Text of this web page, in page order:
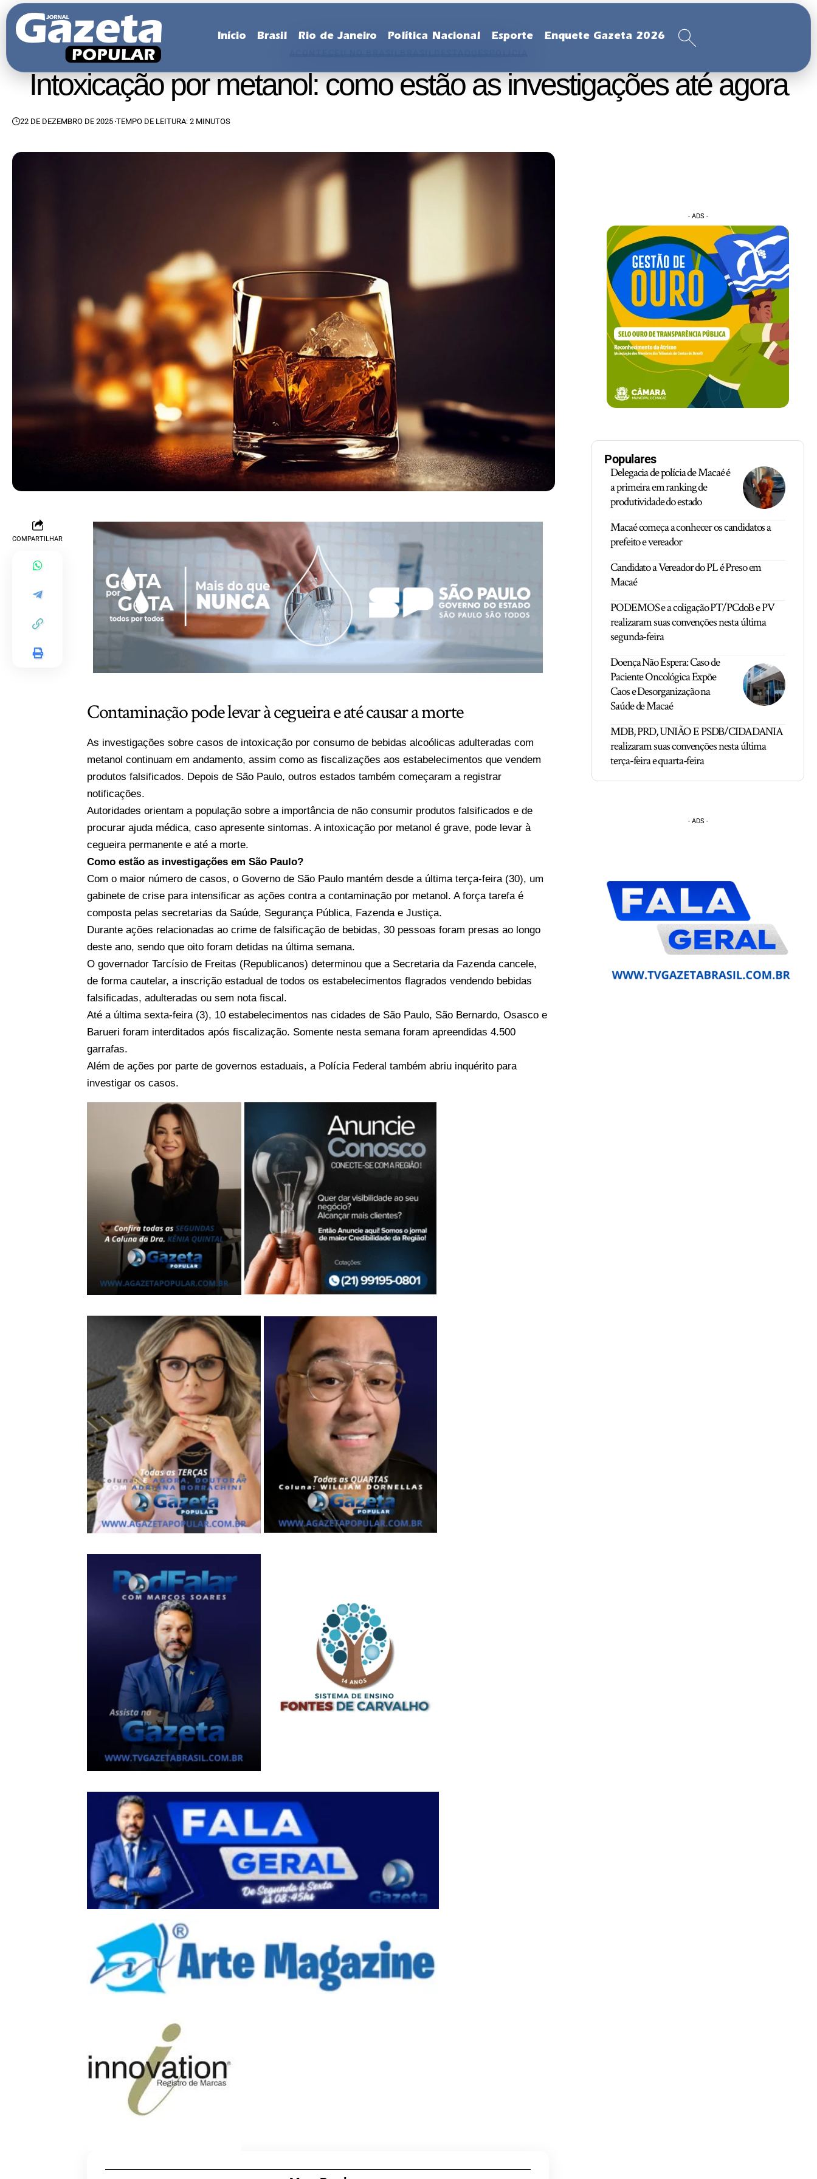
Início Brasil Rio de Janeiro Política Nacional Esporte Enquete Gazeta 2026
Intoxicação por metanol: como estão as investigações até agora
22 DE DEZEMBRO DE 2025 TEMPO DE LEITURA: 2 MINUTOS
COMPARTILHAR
Contaminação pode levar à cegueira e até causar a morte
As investigações sobre casos de intoxicação por consumo de bebidas alcoólicas adulteradas com
metanol continuam em andamento, assim como as fiscalizações aos estabelecimentos que vendem
produtos falsificados. Depois de São Paulo, outros estados também começaram a registrar
notificações.
Autoridades orientam a população sobre a importância de não consumir produtos falsificados e de
procurar ajuda médica, caso apresente sintomas. A intoxicação por metanol é grave, pode levar à
cegueira permanente e até a morte.
Como estão as investigações em São Paulo?
Com o maior número de casos, o Governo de São Paulo mantém desde a última terça-feira (30), um
gabinete de crise para intensificar as ações contra a contaminação por metanol. A força tarefa é
composta pelas secretarias da Saúde, Segurança Pública, Fazenda e Justiça.
Durante ações relacionadas ao crime de falsificação de bebidas, 30 pessoas foram presas ao longo
deste ano, sendo que oito foram detidas na última semana.
O governador Tarcísio de Freitas (Republicanos) determinou que a Secretaria da Fazenda cancele,
de forma cautelar, a inscrição estadual de todos os estabelecimentos flagrados vendendo bebidas
falsificadas, adulteradas ou sem nota fiscal.
Até a última sexta-feira (3), 10 estabelecimentos nas cidades de São Paulo, São Bernardo, Osasco e
Barueri foram interditados após fiscalização. Somente nesta semana foram apreendidas 4.500
garrafas.
Além de ações por parte de governos estaduais, a Polícia Federal também abriu inquérito para
investigar os casos.
- ADS -
Populares
Delegacia de polícia de Macaé é
a primeira em ranking de
produtividade do estado
Macaé começa a conhecer os candidatos a
prefeito e vereador
Candidato a Vereador do PL é Preso em
Macaé
PODEMOS e a coligação PT/PCdoB e PV
realizaram suas convenções nesta última
segunda-feira
Doença Não Espera: Caso de
Paciente Oncológica Expõe
Caos e Desorganização na
Saúde de Macaé
MDB, PRD, UNIÃO E PSDB/CIDADANIA
realizaram suas convenções nesta última
terça-feira e quarta-feira
- ADS -